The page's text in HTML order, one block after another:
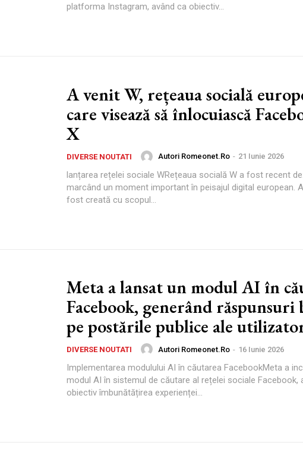
platforma Instagram, având ca obiectiv...
A venit W, rețeaua socială
care visează să înlocuiască
X
DIVERSE NOUTATI Autori Romeonet.ro - 21 Iunie 2026
lanțarea rețelei sociale WRețeaua socială W a fost recent
marcând un moment important în peisajul digital european.
fost creată cu scopul...
Meta a lansat un modul AI în
Facebook, generând răspunsuri
pe postările publice ale
DIVERSE NOUTATI Autori Romeonet.ro - 16 Iunie 2026
Implementarea modulului AI în căutarea FacebookMeta a
modul AI în sistemul de căutare al rețelei sociale Facebook,
obiectiv îmbunătățirea experienței...